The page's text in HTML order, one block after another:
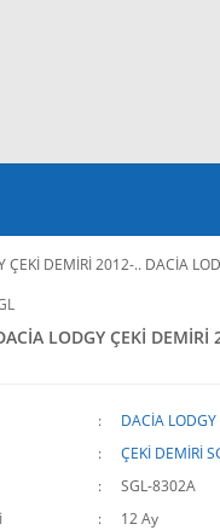
DEMİRİ 2012-.. DACİA
LODGY ÇEKİ DEMİRİ
DACİA
ÇEKİ DEMİRİ
SGL-8302A
12 Ay